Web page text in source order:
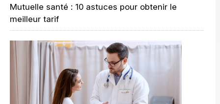
Mutuelle santé : 10 astuces pour obtenir le
meilleur tarif